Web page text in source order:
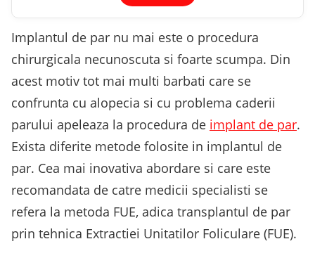
Implantul de par nu mai este o procedura
chirurgicala necunoscuta si foarte scumpa. Din
acest motiv tot mai multi barbati care se
confrunta cu alopecia si cu problema caderii
parului apeleaza la procedura de implant de par.
Exista diferite metode folosite in implantul de
par. Cea mai inovativa abordare si care este
recomandata de catre medicii specialisti se
refera la metoda FUE, adica transplantul de par
prin tehnica Extractiei Unitatilor Foliculare (FUE).